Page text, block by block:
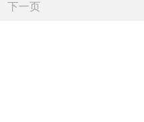
下一页